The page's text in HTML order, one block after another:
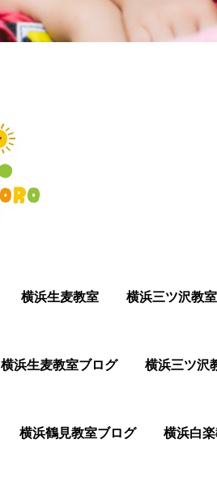
横浜生麦教室 横浜三ツ沢教室
横浜生麦教室ブログ 横浜三ツ沢
横浜鶴見教室ブログ 横浜白